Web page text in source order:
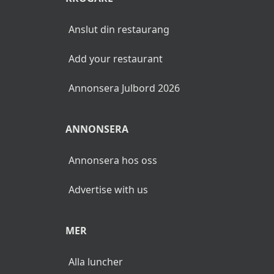
Anslut din restaurang
Add your restaurant
Annonsera Julbord 2026
ANNONSERA
Annonsera hos oss
Advertise with us
MER
Alla luncher